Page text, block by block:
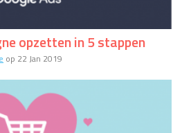
opzetten in 5 stappen
op 22 Jan 2019